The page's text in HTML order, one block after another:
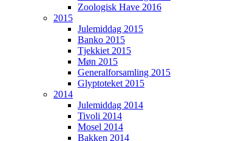
Zoologisk Have 2016
2015
Julemiddag 2015
Banko 2015
Tjekkiet 2015
Møn 2015
Generalforsamling 2015
Glyptoteket 2015
2014
Julemiddag 2014
Tivoli 2014
Mosel 2014
Bakken 2014